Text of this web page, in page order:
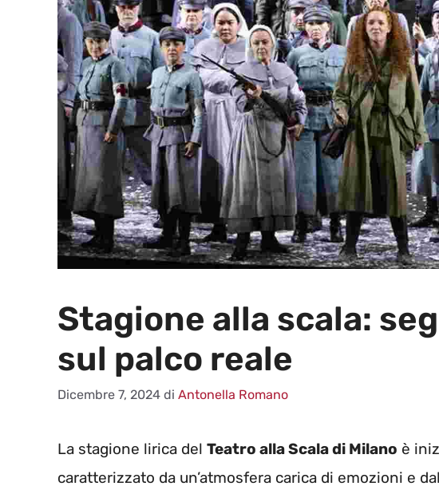
Stagione alla scala:
sul palco reale
Dicembre 7, 2024 di Antonella Romano
La stagione lirica del Teatro alla Scala di Milano è
caratterizzato da un’atmosfera carica di emozioni e